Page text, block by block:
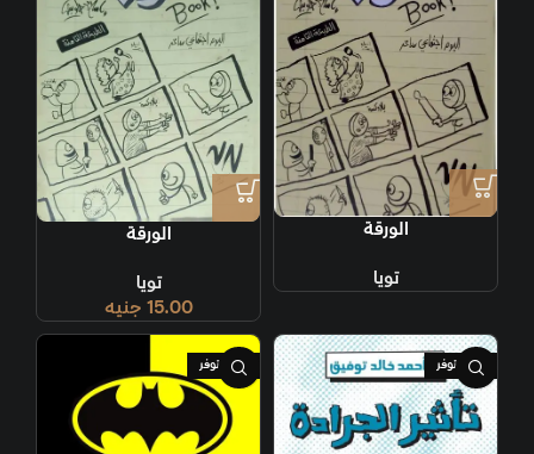
الورقة
تويا
الورقة
تويا
15.00 جنيه
غير متوفر غير متوفر